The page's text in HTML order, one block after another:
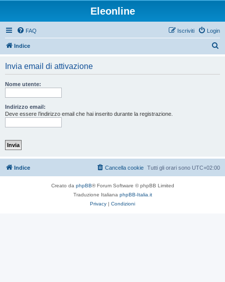
Eleonline
FAQ Login
Iscriviti
Indice
Invia email di attivazione
Nome utente:
Indirizzo email:
Deve essere l’indirizzo email che hai inserito durante la registrazione.
Indice Tutti gli orari sono UTC+02:00
Cancella cookie
Creato da phpBB® Forum Software © phpBB Limited
Traduzione Italiana phpBB-Italia.it
Privacy | Condizioni